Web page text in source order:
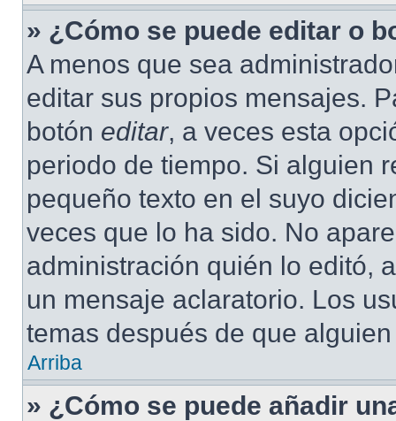
» ¿Cómo se puede editar o
A menos que sea
editar sus propios mensajes.
botón editar, a veces esta
periodo de tiempo. Si alguien
pequeño texto en el suyo
veces que lo ha sido. No
administración quién lo editó,
un mensaje aclaratorio. Los
temas después de que
Arriba
» ¿Cómo se puede añadir